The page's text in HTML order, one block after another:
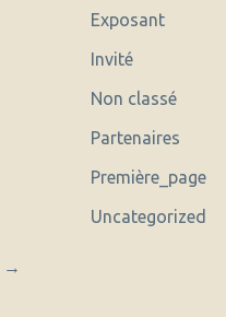
→
Exposant
Invité
Non classé
Partenaires
Première_page
Uncategorized